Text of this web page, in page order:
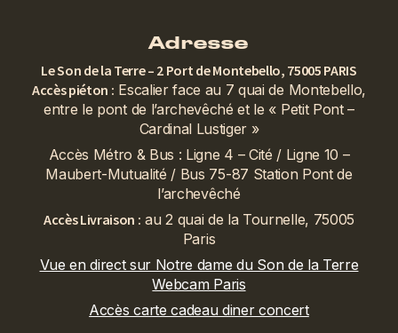
Adresse
Le Son de la Terre – 2 Port de Montebello, 75005 PARIS
Accès piéton : Escalier face au 7 quai de Montebello,
entre le pont de l’archevêché et le « Petit Pont –
Cardinal Lustiger »
Accès Métro & Bus : Ligne 4 – Cité / Ligne 10 –
Maubert-Mutualité / Bus 75-87 Station Pont de
l’archevêché
Accès Livraison : au 2 quai de la Tournelle, 75005
Paris
Vue en direct sur Notre dame du Son de la Terre
Webcam Paris
Accès carte cadeau diner concert